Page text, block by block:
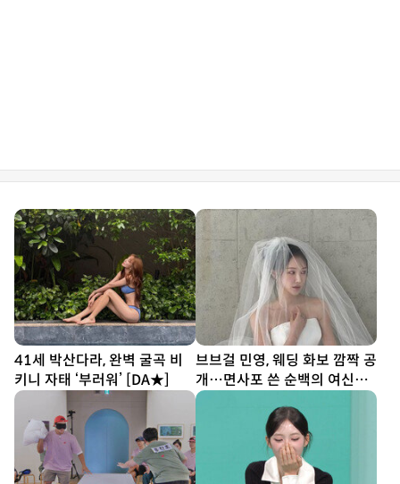
41세 박산다라, 완벽 굴곡 비
키니 자태 ‘부러워’ [DA★]
브브걸 민영, 웨딩 화보 깜짝 공
개…면사포 쓴 순백의 여신
[DA★]